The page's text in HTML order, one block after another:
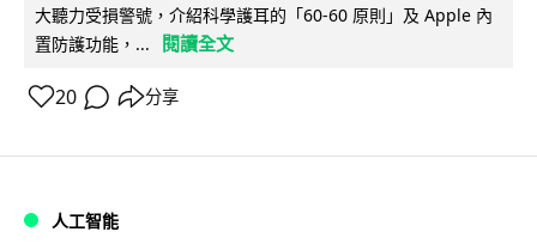
大聽力受損警號，介紹科學護耳的「60-60 原則」及 Apple 內
置防護功能，...
閱讀全文
20 分享
人工智能